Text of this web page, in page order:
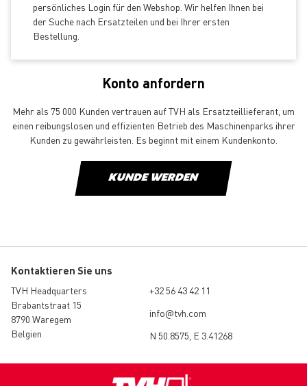
persönliches Login für den Webshop. Wir helfen Ihnen bei
der Suche nach Ersatzteilen und bei Ihrer ersten
Bestellung.
Konto anfordern
Mehr als 75 000 Kunden vertrauen auf TVH als Ersatzteillieferant, um
einen reibungslosen und effizienten Betrieb des Maschinenparks ihrer
Kunden zu gewährleisten. Es beginnt mit einem Kundenkonto.
KUNDE WERDEN
Kontaktieren Sie uns
TVH Headquarters
Brabantstraat 15
8790 Waregem
Belgien
+32 56 43 42 11
info@tvh.com
N 50.8575, E 3.41268